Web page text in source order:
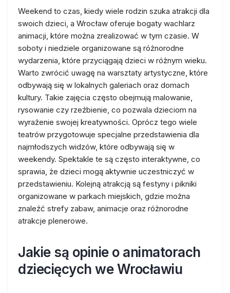
Weekend to czas, kiedy wiele rodzin szuka atrakcji dla
swoich dzieci, a Wrocław oferuje bogaty wachlarz
animacji, które można zrealizować w tym czasie. W
soboty i niedziele organizowane są różnorodne
wydarzenia, które przyciągają dzieci w różnym wieku.
Warto zwrócić uwagę na warsztaty artystyczne, które
odbywają się w lokalnych galeriach oraz domach
kultury. Takie zajęcia często obejmują malowanie,
rysowanie czy rzeźbienie, co pozwala dzieciom na
wyrażenie swojej kreatywności. Oprócz tego wiele
teatrów przygotowuje specjalne przedstawienia dla
najmłodszych widzów, które odbywają się w
weekendy. Spektakle te są często interaktywne, co
sprawia, że dzieci mogą aktywnie uczestniczyć w
przedstawieniu. Kolejną atrakcją są festyny i pikniki
organizowane w parkach miejskich, gdzie można
znaleźć strefy zabaw, animacje oraz różnorodne
atrakcje plenerowe.
Jakie są opinie o animatorach
dziecięcych we Wrocławiu